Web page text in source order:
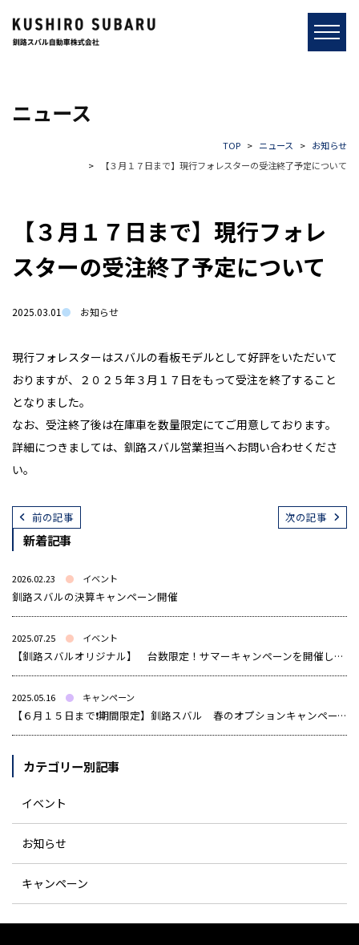
ニュース
TOP ニュース
お知らせ
【３月１７日まで】現行フォレスターの受注終了予定について
【３月１７日まで】現行フォレ
スターの受注終了予定について
2025.03.01 お知らせ
現行フォレスターはスバルの看板モデルとして好評をいただいて
おりますが、２０２５年３月１７日をもって受注を終了すること
となりました。
なお、受注終了後は在庫車を数量限定にてご用意しております。
詳細につきましては、釧路スバル営業担当へお問い合わせくださ
い。
前の記事 次の記事
新着記事
2026.02.23 イベント
釧路スバルの決算キャンペーン開催
2025.07.25 イベント
【釧路スバルオリジナル】 台数限定！サマーキャンペーンを開催します！
2025.05.16 キャンペーン
【６月１５日まで❗️期間限定】釧路スバル 春のオプションキャンペーン開催中‼️
カテゴリー別記事
イベント
お知らせ
キャンペーン